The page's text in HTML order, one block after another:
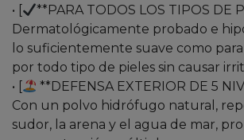
• [
**PARA TODOS LOS TIPOS DE
Dermatológicamente probado e
lo suficientemente suave como
por todo tipo de pieles sin causar
• [
**DEFENSA EXTERIOR DE 5
Con un polvo hidrófugo natural,
sudor, la arena y el agua de mar,